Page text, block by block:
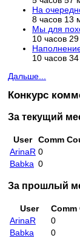
На
8 часов 13
Мы для
10 часов
10 часов
Дальше...
Конкурс
За текущий
User Comm
ArinaR 0
Babka 0
За прошлый
User Comm
ArinaR
0
Babka
0